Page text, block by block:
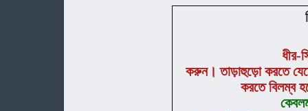
ধীর-
করুন। তাড়াহুড়ো করতে
করতে বিলম্ব